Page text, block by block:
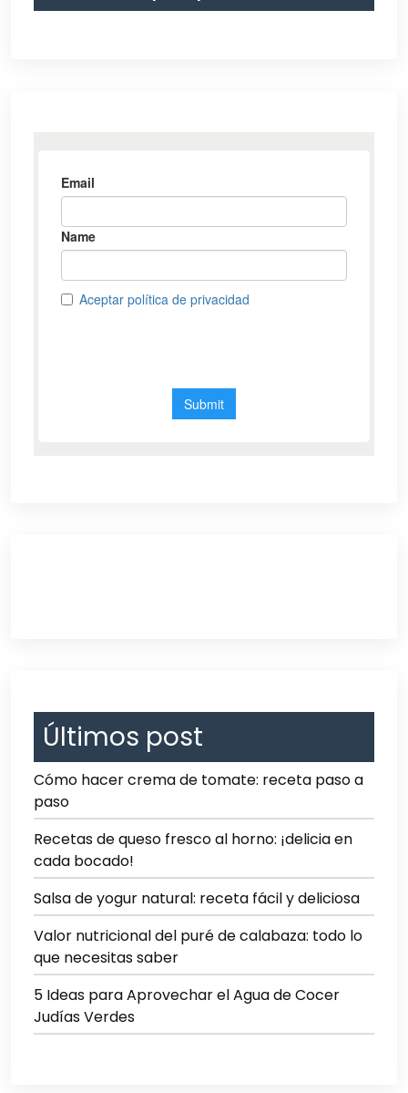
Últimos post
Cómo hacer crema de tomate: receta paso a
paso
Recetas de queso fresco al horno: ¡delicia en
cada bocado!
Salsa de yogur natural: receta fácil y deliciosa
Valor nutricional del puré de calabaza: todo lo
que necesitas saber
5 Ideas para Aprovechar el Agua de Cocer
Judías Verdes